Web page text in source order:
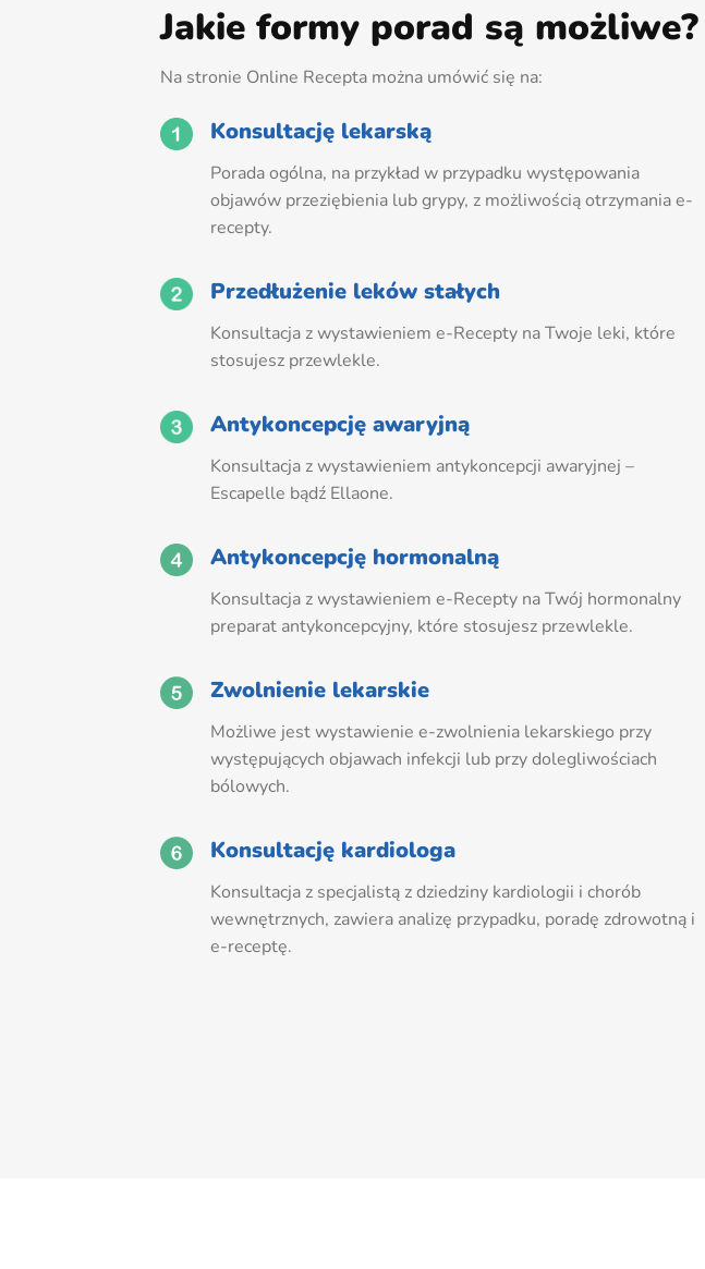
Jakie formy porad są możliwe?
Na stronie Online Recepta można umówić się na:
Konsultację lekarską
Porada ogólna, na przykład w przypadku występowania
objawów przeziębienia lub grypy, z możliwością otrzymania e-
recepty.
Przedłużenie leków stałych
Konsultacja z wystawieniem e-Recepty na Twoje leki, które
stosujesz przewlekle.
Antykoncepcję awaryjną
Konsultacja z wystawieniem antykoncepcji awaryjnej –
Escapelle bądź Ellaone.
Antykoncepcję hormonalną
Konsultacja z wystawieniem e-Recepty na Twój hormonalny
preparat antykoncepcyjny, które stosujesz przewlekle.
Zwolnienie lekarskie
Możliwe jest wystawienie e-zwolnienia lekarskiego przy
występujących objawach infekcji lub przy dolegliwościach
bólowych.
Konsultację kardiologa
Konsultacja z specjalistą z dziedziny kardiologii i chorób
wewnętrznych, zawiera analizę przypadku, poradę zdrowotną i
e-receptę.